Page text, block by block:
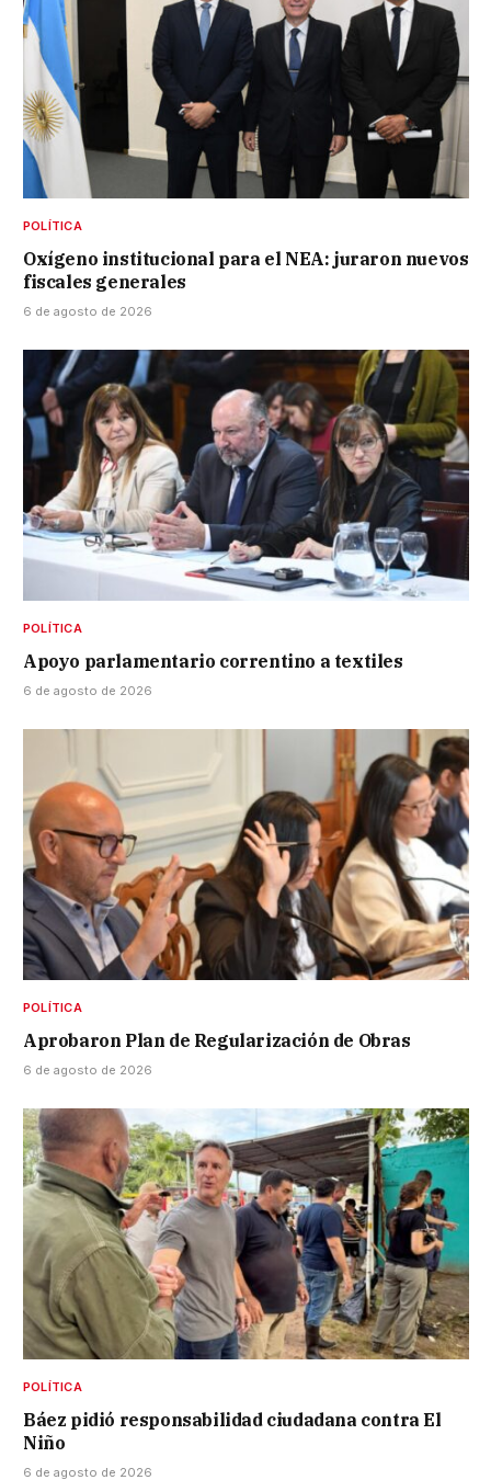
POLÍTICA
Oxígeno institucional para el NEA: juraron nuevos
fiscales generales
6 de agosto de 2026
POLÍTICA
Apoyo parlamentario correntino a textiles
6 de agosto de 2026
POLÍTICA
Aprobaron Plan de Regularización de Obras
6 de agosto de 2026
POLÍTICA
Báez pidió responsabilidad ciudadana contra El
Niño
6 de agosto de 2026